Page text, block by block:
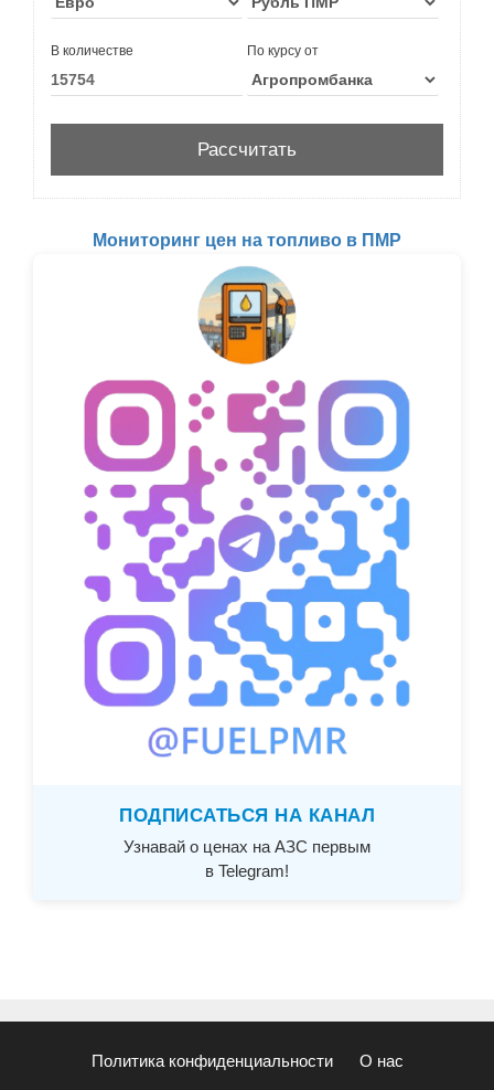
В количестве По курсу от
Мониторинг цен на топливо в ПМР
ПОДПИСАТЬСЯ НА КАНАЛ
Узнавай о ценах на АЗС первым
в Telegram!
Политика конфиденциальности О нас